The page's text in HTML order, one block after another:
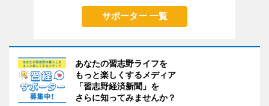
サポーター 一覧
あなたの習志野ライフを
もっと楽しくするメディア
「習志野経済新聞」を
さらに知ってみませんか？